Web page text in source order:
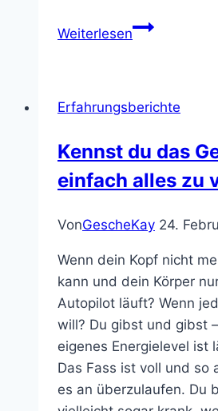
WeiterlesenKeine
Erfahrungsberichte
Kennst du das
einfach alles zu
VonGescheKay 24.
Wenn dein Kopf nicht
kann und dein Körper
Autopilot läuft? Wenn
will? Du gibst und gibst
eigenes Energielevel ist
Das Fass ist voll und so
es an überzulaufen. Du